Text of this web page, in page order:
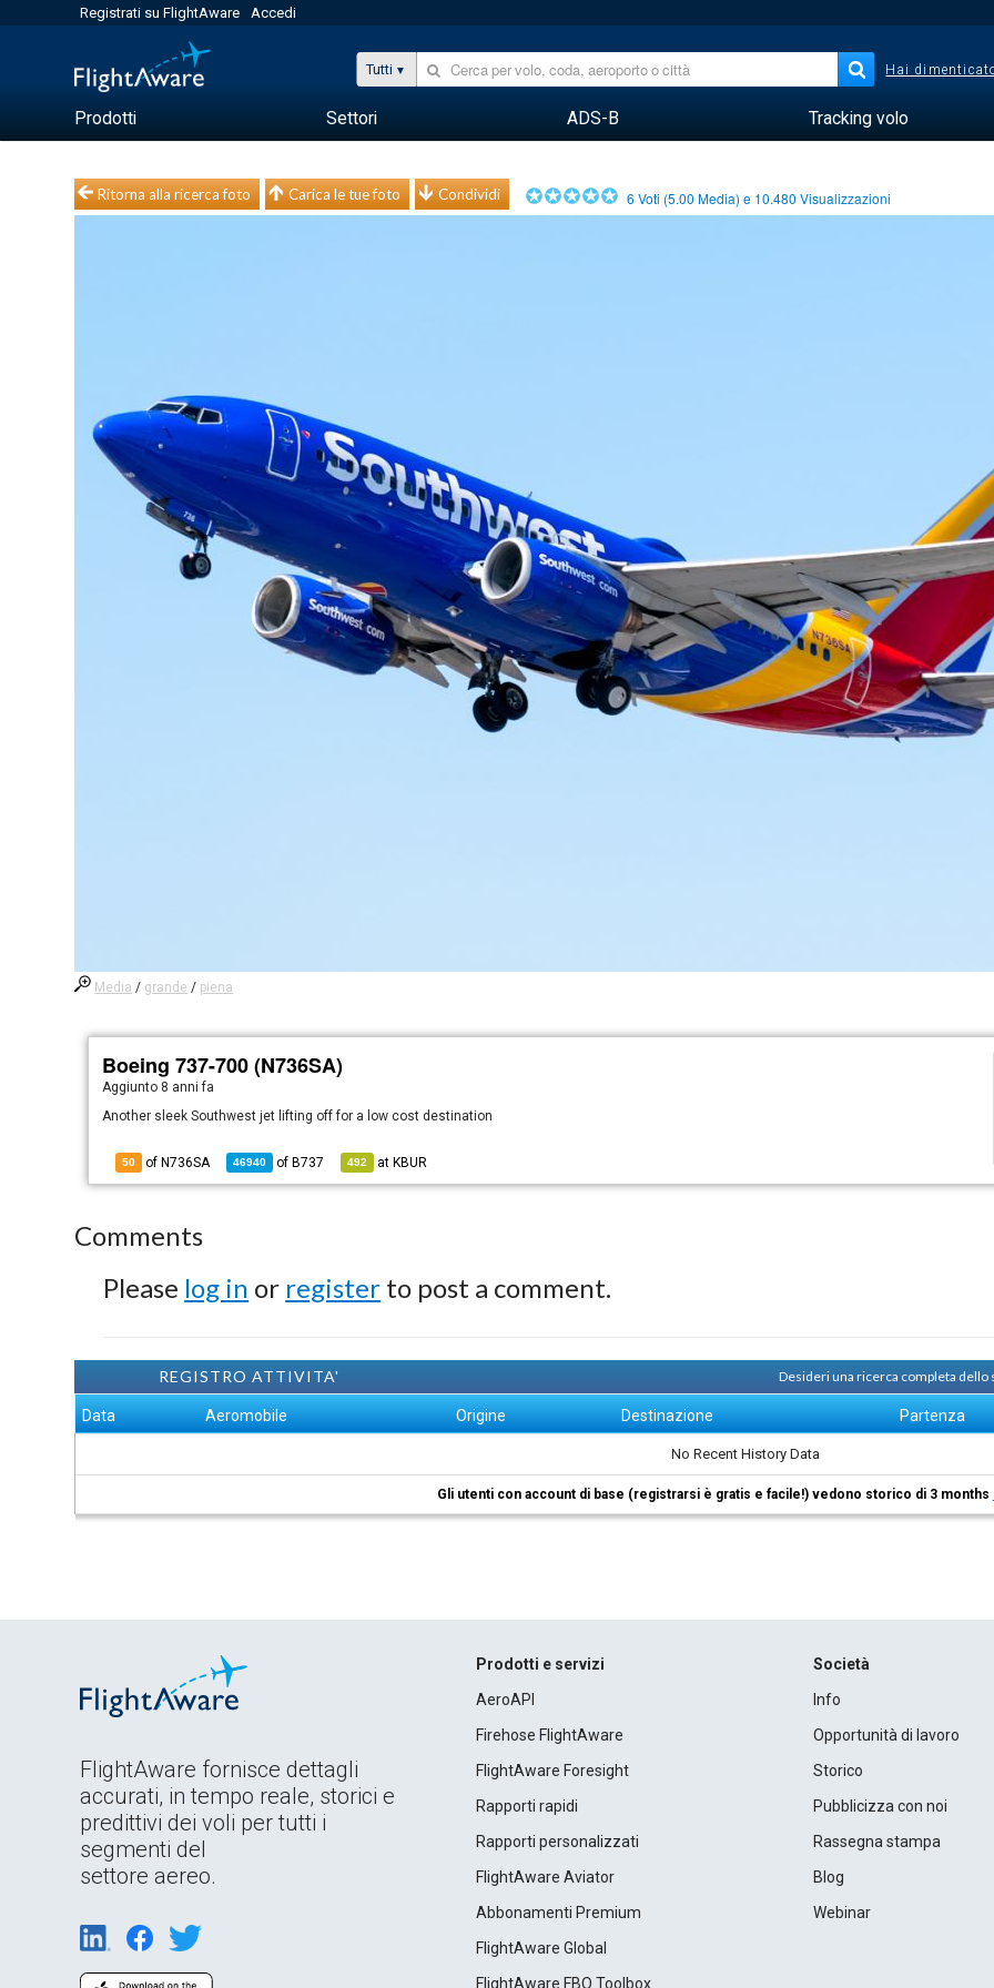
Registrati su FlightAware Accedi
Tutti Hai
Prodotti Settori ADS-B Tracking volo
Ritorna alla ricerca foto Carica le tue foto Condividi 6 Voti (5.00 Media) e 10.480 Visualizzazioni
Media / grande / piena
Boeing 737-700 (N736SA)
Aggiunto 8 anni fa
Another sleek Southwest jet lifting off for a low cost destination
50 of N736SA 46940 of B737 492 at KBUR
Comments
Please log in or register to post a comment.
REGISTRO ATTIVITA' Desideri una ricerca completa dello
Data Aeromobile Origine Destinazione Partenza
No Recent History Data
Gli utenti con account di base (registrarsi è gratis e facile!) vedono storico di 3 months
FlightAware fornisce dettagli
accurati, in tempo reale, storici e
predittivi dei voli per tutti i
segmenti del
settore aereo.
Prodotti e servizi
AeroAPI
Firehose FlightAware
FlightAware Foresight
Rapporti rapidi
Rapporti personalizzati
FlightAware Aviator
Abbonamenti Premium
FlightAware Global
FlightAware FBO Toolbox
Società
Info
Opportunità di lavoro
Storico
Pubblicizza con noi
Rassegna stampa
Blog
Webinar